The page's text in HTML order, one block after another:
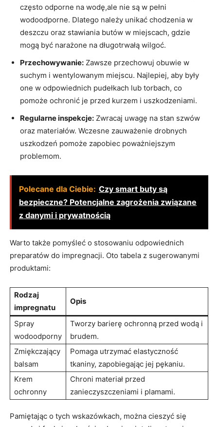
często odporne na wodę,ale nie są w pełni
wodoodporne. Dlatego należy unikać chodzenia w
deszczu oraz stawiania butów w miejscach, gdzie
mogą być narażone na długotrwałą wilgoć.
Przechowywanie: Zawsze przechowuj obuwie w
suchym i wentylowanym miejscu. Najlepiej, aby były
one w odpowiednich pudełkach lub torbach, co
pomoże ochronić je przed kurzem i uszkodzeniami.
Regularne inspekcje: Zwracaj uwagę na stan szwów
oraz materiałów. Wczesne zauważenie drobnych
uszkodzeń pomoże zapobiec poważniejszym
problemom.
Polecane dla Ciebie: Czy smart buty są
bezpieczne? Potencjalne zagrożenia związane
z danymi i prywatnością
Warto także pomyśleć o stosowaniu odpowiednich
preparatów do impregnacji. Oto tabela z sugerowanymi
produktami:
Rodzaj
impregnatu
Opis
Spray
wodoodporny
Tworzy barierę ochronną przed wodą i
brudem.
Zmiękczający
balsam
Pomaga utrzymać elastyczność
tkaniny, zapobiegając jej pękaniu.
Krem
ochronny
Chroni materiał przed
zanieczyszczeniami i plamami.
Pamiętając o tych wskazówkach, można cieszyć się